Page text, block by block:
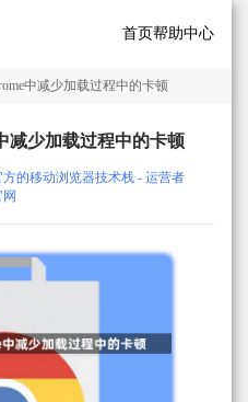
首页帮助中心
中减少加载过程中的卡顿
减少加载过程中的卡顿
方的移动浏览器技术栈 - 运营者